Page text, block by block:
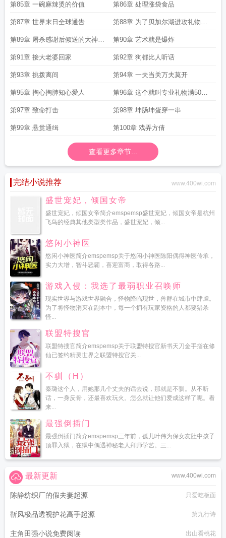
第85章 一碗麻辣烫的价值 第86章 处理涨袋食品
第87章 世界末日全球通告 第88章 为了贝加尔湖进攻礼物加
更满50礼物继续加更
第89章 屠杀感谢后倾送的大神认
证继续加更说到做到
第90章 艺术就是爆炸
第91章 接大老婆回家 第92章 狗都比人听话
第93章 挑拨离间 第94章 一夫当关万夫莫开
第95章 掏心掏肺知心爱人 第96章 这个就叫专业礼物满50继
续加更不会让大家白刷
第97章 致命打击 第98章 坤肠坤蛋穿一串
第99章 悬赏通缉 第100章 戏弄方倩
查看更多章节...
完结小说推荐 www.400wi.com
盛世宠妃，倾国女帝
盛世宠妃，倾国女帝简介emspemsp盛世宠妃，倾国女帝是杭州
飞鸟的经典其他类型类作品，盛世宠妃，倾...
悠闲小神医
悠闲小神医简介emspemsp关于悠闲小神医陈阳偶得神医传承，
实力大增，智斗恶霸，喜迎富商，取得各路...
游戏入侵：我选了最弱职业召唤师
现实世界与游戏世界融合，怪物降临现世，兽群在城市中肆虐。
为了将怪物消灭在副本中，每一个拥有玩家资格的人都要猎杀
怪...
联盟特搜官
联盟特搜官简介emspemsp关于联盟特搜官新书天刀金手指在修
仙已签约精灵世界之联盟特搜官关...
不驯（H）
秦璐这个人，用她那几个丈夫的话去说，那就是不驯。从不听
话，一身反骨，还最喜欢玩火。怎么就让他们爱成这样了呢。看
来...
最强倒插门
最强倒插门简介emspemsp三年前，孤儿叶伟为保女友肚中孩子
顶罪入狱，在狱中偶遇神秘老人拜师学艺。三...
www.400wi.com
最新更新
陈静纺织厂的假夫妻起源 只爱吃板面
靳风极品透视护花高手起源 第九行诗
主角田强小说免费阅读 出山看桃花